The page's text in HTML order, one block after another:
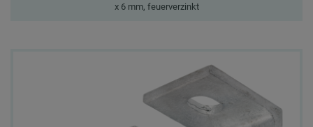
x 6 mm, feuerverzinkt